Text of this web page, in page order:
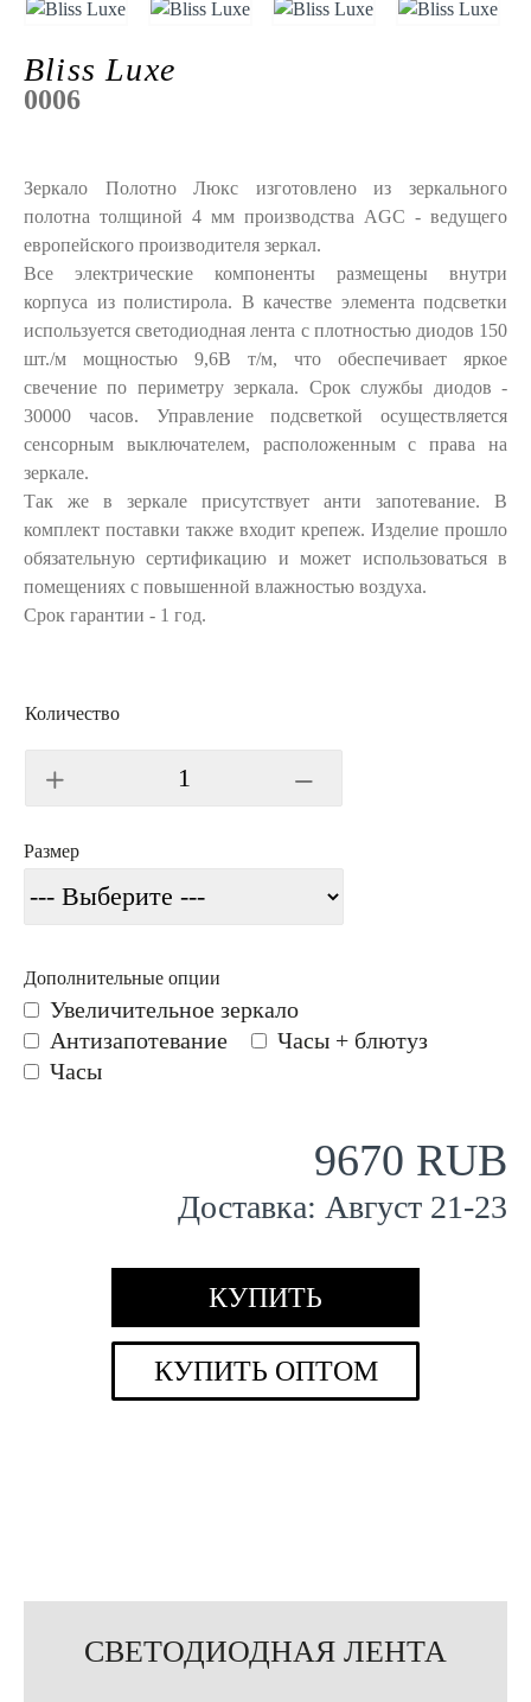
Bliss Luxe
Зеркало Полотно Люкс изготовлено из зеркального
полотна толщиной 4 мм производства AGC - ведущего
европейского производителя зеркал.
Все электрические компоненты размещены внутри
корпуса из полистирола. В качестве элемента подсветки
используется светодиодная лента с плотностью диодов 150
шт./м мощностью 9,6В т/м, что обеспечивает яркое
свечение по периметру зеркала. Срок службы диодов -
30000 часов. Управление подсветкой осуществляется
сенсорным выключателем, расположенным с права на
зеркале.
Так же в зеркале присутствует анти запотевание. В
комплект поставки также входит крепеж. Изделие прошло
обязательную сертификацию и может использоваться в
помещениях с повышенной влажностью воздуха.
Срок гарантии - 1 год.
0006
9670 RUB
Размер
Дополнительные опции
Увеличительное зеркало
Антизапотевание
Часы + блютуз
Часы
Количество
Доставка: Август 21-23
КУПИТЬ
КУПИТЬ ОПТОМ
СВЕТОДИОДНАЯ ЛЕНТА